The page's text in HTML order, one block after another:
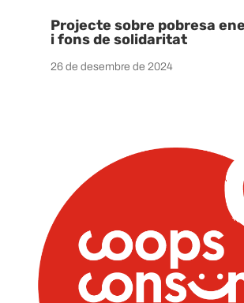
Projecte sobre pobresa
i fons de solidaritat
26 de desembre de 2024